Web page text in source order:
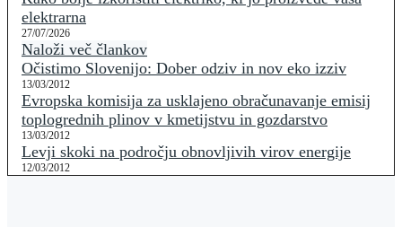
elektrarna
27/07/2026
Naloži več člankov
Očistimo Slovenijo: Dober odziv in nov eko izziv
13/03/2012
Evropska komisija za usklajeno obračunavanje emisij
toplogrednih plinov v kmetijstvu in gozdarstvo
13/03/2012
Levji skoki na področju obnovljivih virov energije
12/03/2012